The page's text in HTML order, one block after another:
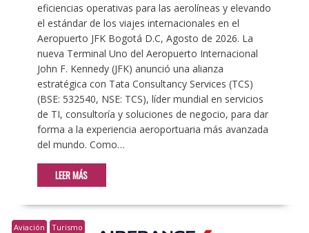
eficiencias operativas para las aerolíneas y elevando
el estándar de los viajes internacionales en el
Aeropuerto JFK Bogotá D.C, Agosto de 2026. La
nueva Terminal Uno del Aeropuerto Internacional
John F. Kennedy (JFK) anunció una alianza
estratégica con Tata Consultancy Services (TCS)
(BSE: 532540, NSE: TCS), líder mundial en servicios
de TI, consultoría y soluciones de negocio, para dar
forma a la experiencia aeroportuaria más avanzada
del mundo. Como…
LEER MÁS
Aviación Turismo